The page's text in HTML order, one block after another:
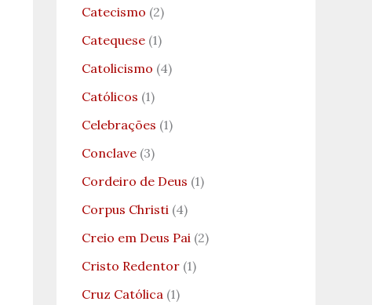
Catecismo (2)
Catequese (1)
Catolicismo (4)
Católicos (1)
Celebrações (1)
Conclave (3)
Cordeiro de Deus (1)
Corpus Christi (4)
Creio em Deus Pai (2)
Cristo Redentor (1)
Cruz Católica (1)